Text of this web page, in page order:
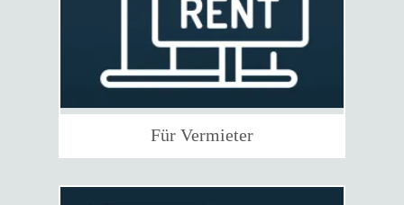
Für Vermieter